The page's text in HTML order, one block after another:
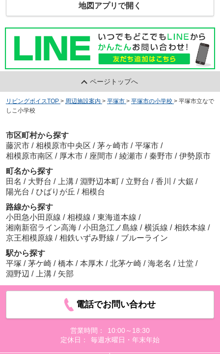
地図アプリで開く
ページトップへ
リビングボイスTOP > 周辺施設案内 > 平塚市 > 平塚市の小学校 > 平塚市立なで
しこ小学校
市区町村から探す
藤沢市 / 相模原市中央区 / 茅ヶ崎市 / 平塚市 /
相模原市南区 / 厚木市 / 座間市 / 綾瀬市 / 秦野市 / 伊勢原市
町名から探す
田名 / 大野台 / 上溝 / 淵野辺本町 / 立野台 / 香川 / 大鋸 /
陽光台 / ひばりが丘 / 相模台
路線から探す
小田急小田原線 / 相模線 / 東海道本線 /
湘南新宿ライン高海 / 小田急江ノ島線 / 横浜線 / 相鉄本線 /
京王相模原線 / 相鉄いずみ野線 / ブルーライン
駅から探す
平塚 / 茅ケ崎 / 橋本 / 本厚木 / 北茅ケ崎 / 海老名 / 辻堂 /
淵野辺 / 上溝 / 矢部
電話でお問い合わせ
営業時間：
10:00～18:30
定休日：
毎週水曜日・年末年始